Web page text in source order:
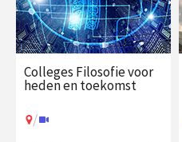
Colleges Filosofie voor
heden en toekomst
/